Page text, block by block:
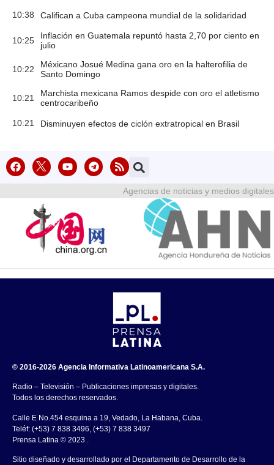
10:38 Califican a Cuba campeona mundial de la solidaridad
10:25
Inflación en Guatemala repuntó hasta 2,70 por ciento en
julio
10:22
Méxicano Josué Medina gana oro en la halterofilia de
Santo Domingo
10:21
Marchista mexicana Ramos despide con oro el atletismo
centrocaribeño
10:21 Disminuyen efectos de ciclón extratropical en Brasil
Agencias de noticias y medios digitales
© 2016-2026 Agencia Informativa Latinoamericana S.A.
Radio – Televisión – Publicaciones impresas y digitales.
Todos los derechos reservados.
Calle E No.454 esquina a 19, Vedado, La Habana, Cuba.
Teléf: (+53) 7 838 3496, (+53) 7 838 3497
Prensa Latina © 2023 .
Sitio diseñado y desarrollado por el Departamento de Desarrollo de la